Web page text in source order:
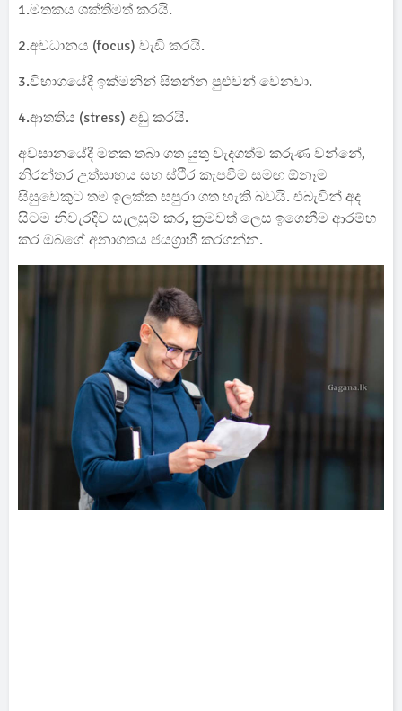
1.මතකය ශක්තිමත් කරයි.
2.අවධානය (focus) වැඩි කරයි.
3.විභාගයේදී ඉක්මනින් සිතන්න පුළුවන් වෙනවා.
4.ආතතිය (stress) අඩු කරයි.
අවසානයේදී මතක තබා ගත යුතු වැදගත්ම කරුණ වන්නේ,
නිරන්තර උත්සාහය සහ ස්ථිර කැපවීම සමඟ ඕනෑම
සිසුවෙකුට තම ඉලක්ක සපුරා ගත හැකි බවයි. එබැවින් අද
සිටම නිවැරදිව සැලසුම් කර, ක්‍රමවත් ලෙස ඉගෙනීම ආරම්භ
කර ඔබගේ අනාගතය ජයග්‍රාහී කරගන්න.